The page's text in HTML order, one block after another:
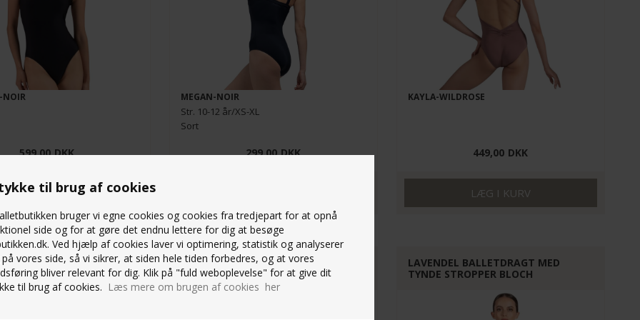
til brug af cookies
bruger vi egne cookies og cookies fra tredjepart for at opnå
side og for at gøre det endnu lettere for dig at besøge
Ved hjælp af cookies laver vi optimering, statistik og analyserer
vores side, så vi sikrer, at siden hele tiden forbedres, og at vores
bliver relevant for dig. Klik på "fuld weboplevelse" for at give dit
til brug af cookies. Læs mere om brugen af cookies her
NOIR
599,00 DKK
MEGAN-NOIR
Str. 10-12 år/XS-XL
Sort
299,00 DKK
KAYLA-WILDROSE
449,00 DKK
MARINEBLÅ KLASSISK
BALLETROSA OLIVENGRØN KLASSISK
BALLETDRAGT
LAVENDEL BALLETDRAGT MED
TYNDE STROPPER BLOCH